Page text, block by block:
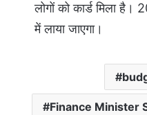
लोगों को कार्ड मिला है।
में लाया जाएगा।
Finance Minister